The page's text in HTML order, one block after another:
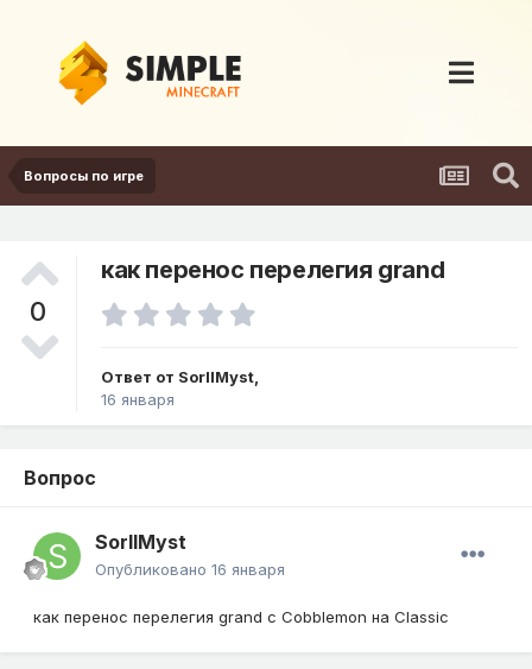
Вопросы по игре
0
как перенос перелегия grand
Ответ от SorllMyst,
16 января
Вопрос
SorllMyst
Опубликовано 16 января
как перенос перелегия grand с Cobblemon на Classic